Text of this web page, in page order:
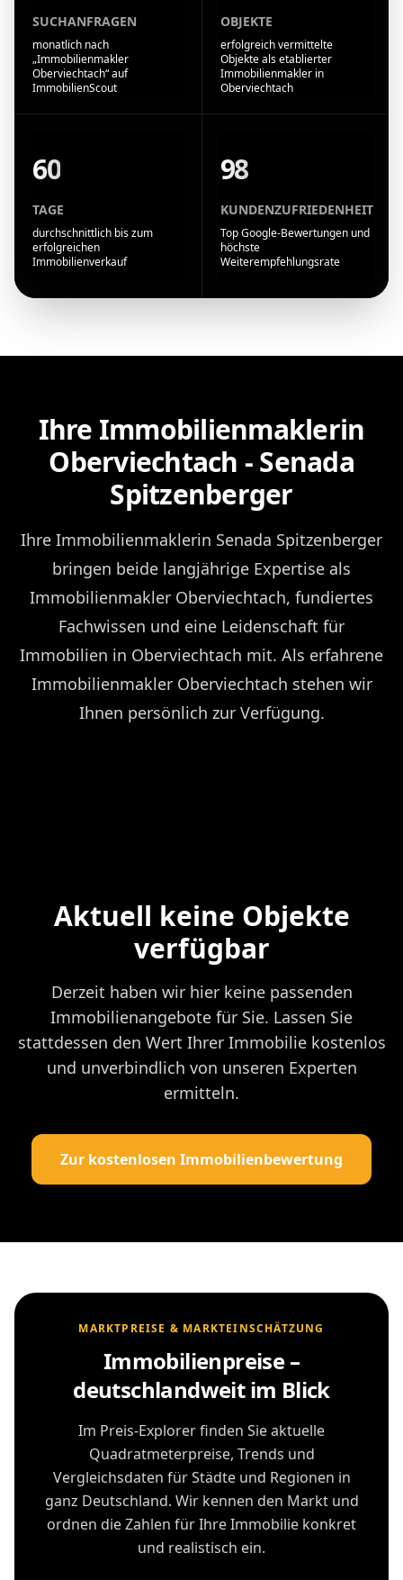
SUCHANFRAGEN
monatlich nach
„Immobilienmakler
Oberviechtach“ auf
ImmobilienScout
OBJEKTE
erfolgreich vermittelte
Objekte als etablierter
Immobilienmakler in
Oberviechtach
60
TAGE
durchschnittlich bis zum
erfolgreichen
Immobilienverkauf
98
KUNDENZUFRIEDENHEIT
Top Google-Bewertungen und
höchste
Weiterempfehlungsrate
Ihre Immobilienmaklerin
Oberviechtach - Senada
Spitzenberger
Ihre Immobilienmaklerin Senada Spitzenberger
bringen beide langjährige Expertise als
Immobilienmakler Oberviechtach, fundiertes
Fachwissen und eine Leidenschaft für
Immobilien in Oberviechtach mit. Als erfahrene
Immobilienmakler Oberviechtach stehen wir
Ihnen persönlich zur Verfügung.
Aktuell keine Objekte
verfügbar
Derzeit haben wir hier keine passenden
Immobilienangebote für Sie. Lassen Sie
stattdessen den Wert Ihrer Immobilie kostenlos
und unverbindlich von unseren Experten
ermitteln.
Zur kostenlosen Immobilienbewertung
MARKTPREISE & MARKTEINSCHÄTZUNG
Immobilienpreise –
deutschlandweit im Blick
Im Preis-Explorer finden Sie aktuelle
Quadratmeterpreise, Trends und
Vergleichsdaten für Städte und Regionen in
ganz Deutschland. Wir kennen den Markt und
ordnen die Zahlen für Ihre Immobilie konkret
und realistisch ein.